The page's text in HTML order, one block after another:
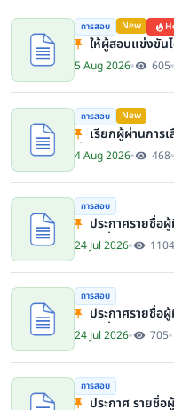
การสอบ New
บรรจุเข้ารับราชกา
5 Aug 2026 605
การสอบ New
ทั่วไป (ส่วนกลาง)
ราชการทั่วไป (ส่ว
4 Aug 2026 468
การสอบ
สถานที่ และวิธีการ
สามัญเพื่อขึ้นบัญชี
ดำรงตำแหน่งประ
24 Jul 2026 1104
การสอบ
สถานที่ และวิธีการ
สามัญเพื่อขึ้นบัญชี
ดำรงตำแหน่งประ
24 Jul 2026 705
การสอบ